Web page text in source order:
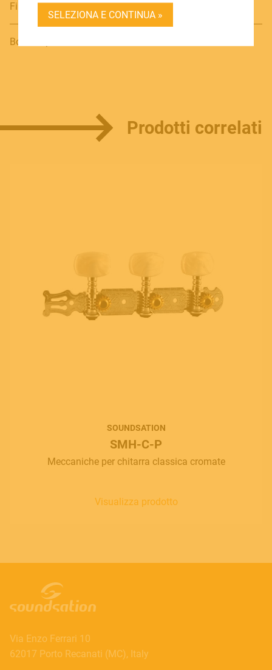
SELEZIONA E CONTINUA »
BECOME A DEALER
SOUNDSATION SOUNDCARE
E. info@frenexport.it
Finitura: gold
Bottone perla
Prodotti correlati
SOUNDSATION
SMH-C-P
Meccaniche per chitarra classica cromate
Visualizza prodotto
Via Enzo Ferrari 10
62017 Porto Recanati (MC), Italy